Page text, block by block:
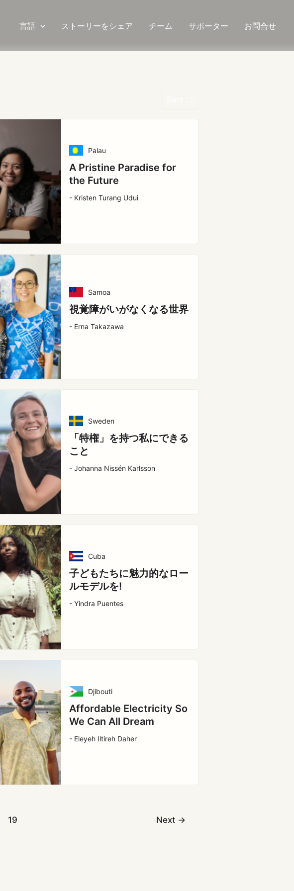
言語 ストーリーをシェア チーム サポーター お問合せ
Palau
A Pristine Paradise for
the Future
- Kristen Turang Udui
Samoa
視覚障がいがなくなる世界
- Erna Takazawa
Sweden
「特権」を持つ私にできる
こと
- Johanna Nissén Karlsson
Cuba
子どもたちに魅力的なロー
ルモデルを!
- Yindra Puentes
Djibouti
Affordable Electricity So
We Can All Dream
- Eleyeh Iltireh Daher
19 Next →